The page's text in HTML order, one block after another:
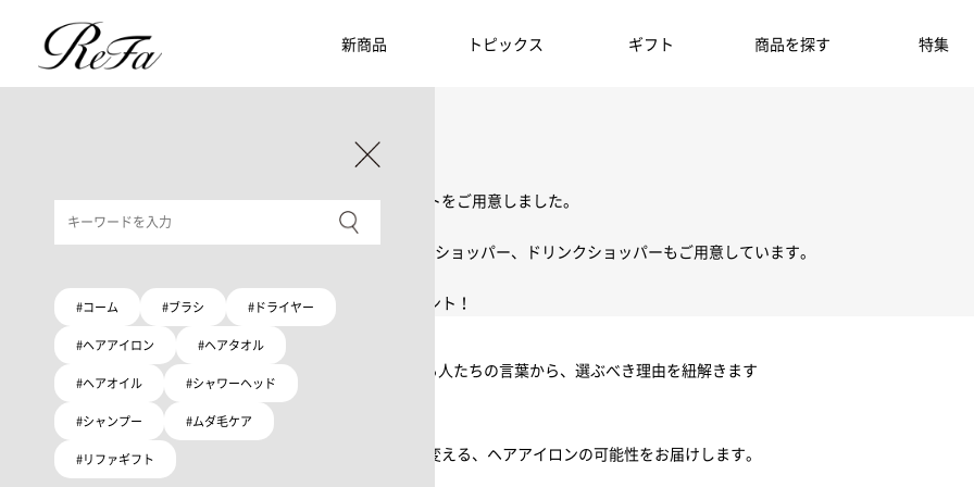
新商品 トピックス ギフト 商品を探す 特集
ReFa商品をご紹介します。プレゼント選びの参考に。
限定ラッピングバック・ショッパーまたはギフトスリーブセットをご用意しました。
大切な人への贈り物にリファオリジナルショッパー
リファロゴが入った、白色のショッパーを6サイズ、ピンク色のショッパー、ドリンクショッパーもご用意しています。
期間限定で対象商品のご購入でオリジナルショッパーをプレゼント！
Because ReFa | 上質な美しさを、妥協しない人へ
高機能ドライヤー Xモデルに宿る美学。上質な美しさを追求する人たちの言葉から、選ぶべき理由を紐解きます
いい髪めざす、大人たちへ。
髪がきれいって嬉しい。「でもヘアケアは大変」という概念を変える、ヘアアイロンの可能性をお届けします。
#コーム #ブラシ #ドライヤー
#ヘアアイロン #ヘアタオル
#ヘアオイル #シャワーヘッド
#シャンプー #ムダ毛ケア
#リファギフト